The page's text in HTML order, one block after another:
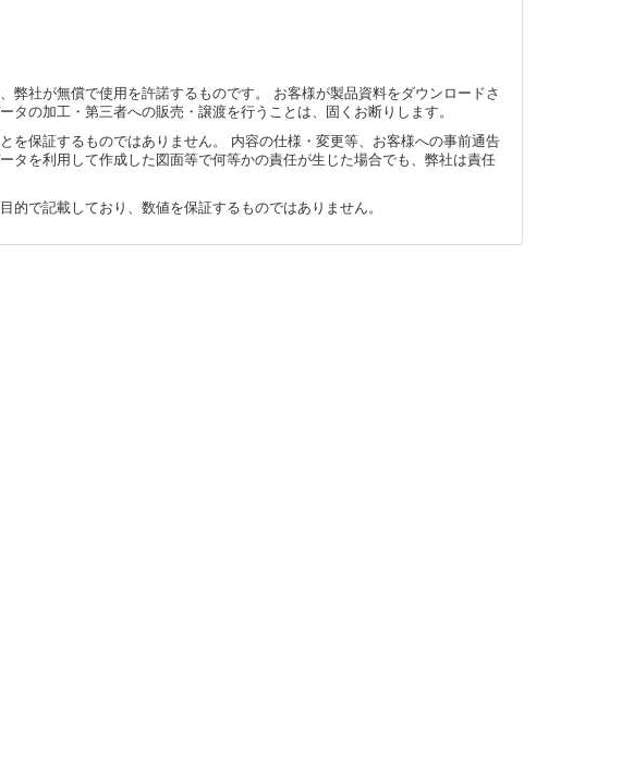
弊社が無償で使用を許諾するものです。 お客様が製品資料をダウンロードさ
の加工・第三者への販売・譲渡を行うことは、固くお断りします。
を保証するものではありません。 内容の仕様・変更等、お客様への事前通告
タを利用して作成した図面等で何等かの責任が生じた場合でも、弊社は責任
で記載しており、数値を保証するものではありません。